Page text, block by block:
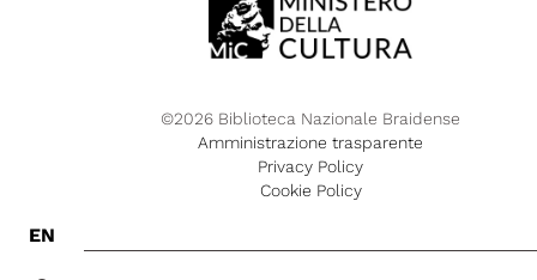
EN
©2026 Biblioteca Nazionale Braidense
Amministrazione trasparente
Privacy Policy
Cookie Policy